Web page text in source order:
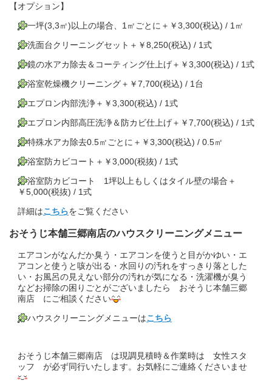
【オプション】
一坪(3,3㎡)以上の場合、1㎡ごとに＋￥3,300(税込) / 1㎡
洗面台クリーニングセット＋￥8,250(税込) / 1式
鏡の水アカ除去＆コーティング仕上げ＋￥3,300(税込) / 1式
浴室乾燥機クリーニング＋￥7,700(税込) / 1台
エプロン内部洗浄＋￥3,300(税込) / 1式
エプロン内部高圧洗浄＆防カビ仕上げ＋￥7,700(税込) / 1式
特殊水アカ除去0.5㎡ごとに＋￥3,300(税込) / 0.5㎡
浴室防カビコート＋￥3,000(税抜) / 1式
浴室防カビコート 1坪以上もしくはタイル壁の場合＋
￥5,000(税抜) / 1式
詳細はこちらをご覧ください
おそうじ本舗三郷南店のハウスクリーニングメニュー
エアコンがなんだか臭う・エアコンを使うと目がかゆい・エ
アコンと使うと咳が出る・水回りの汚れをすっきり落とした
い・お風呂の見えない部分の汚れが気になる・洗濯機が臭う
などお掃除の困りごとがございましたら おそうじ本舗三郷
南店 にご相談ください
ハウスクリーニングメニューはこちら
おそうじ本舗三郷南店 は現調見積時＆作業時は 女性スタ
ッフ が必ず同行いたします。お気軽にご連絡くださいませ